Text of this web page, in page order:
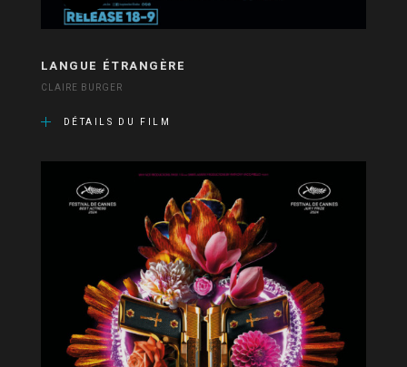
LANGUE ÉTRANGÈRE
CLAIRE BURGER
DÉTAILS DU FILM